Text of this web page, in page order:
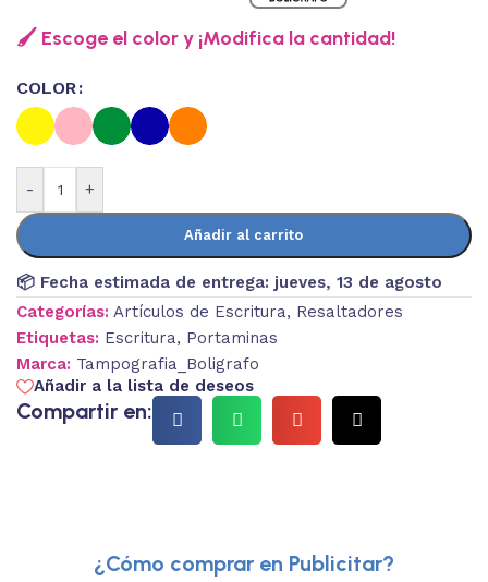
🖌️ Escoge el color y ¡Modifica la cantidad!
COLOR
- +
Añadir al carrito
📦 Fecha estimada de entrega: jueves, 13 de agosto
Categorías: Artículos de Escritura, Resaltadores
Etiquetas: Escritura, Portaminas
Marca: Tampografia_Boligrafo
Añadir a la lista de deseos
Compartir en:
¿Cómo comprar en Publicitar?